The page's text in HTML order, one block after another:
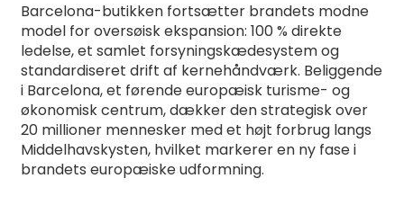
Barcelona-butikken fortsætter brandets modne
model for oversøisk ekspansion: 100 % direkte
ledelse, et samlet forsyningskædesystem og
standardiseret drift af kernehåndværk. Beliggende
i Barcelona, ​​et førende europæisk turisme- og
økonomisk centrum, dækker den strategisk over
20 millioner mennesker med et højt forbrug langs
Middelhavskysten, hvilket markerer en ny fase i
brandets europæiske udformning.